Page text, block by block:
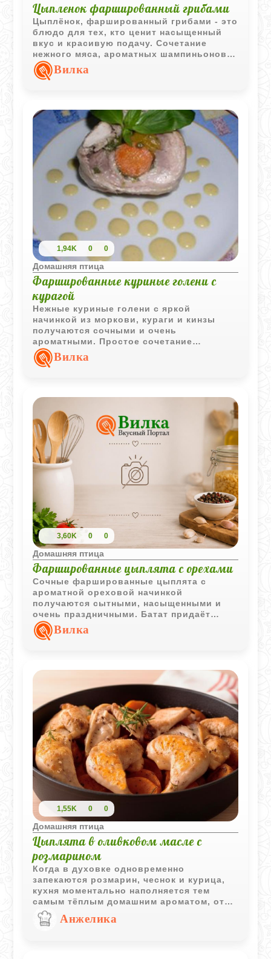
Цыпленок фаршированный грибами
Цыплёнок, фаршированный грибами - это
блюдо для тех, кто ценит насыщенный
вкус и красивую подачу. Сочетание
нежного мяса, ароматных шампиньонов и
густого грибного соуса превращает
обычный ужин в настоящий
внимания, но результат стоит каждой
минуты: золотистая корочка, сочная
начинка и густая подлива, которая
идеально дополняет вкус.
Вилка
1,94K 0 0
Домашняя птица
Фаршированные куриные голени с
курагой
Нежные куриные голени с яркой
начинкой из моркови, кураги и кинзы
получаются сочными и очень
ароматными. Простое сочетание
сладковатых сухофруктов и запечённого
мяса делает блюдо необычным и по-
Вилка
3,60K 0 0
Домашняя птица
Фаршированные цыплята с орехами
Сочные фаршированные цыплята с
ароматной ореховой начинкой
получаются сытными, насыщенными и
очень праздничными. Батат придаёт
начинке мягкую сладость, а грецкие
орехи делают вкус более
Вилка
1,55K 0 0
Домашняя птица
Цыплята в оливковом масле с
розмарином
Когда в духовке одновременно
запекаются розмарин, чеснок и курица,
кухня моментально наполняется тем
самым тёплым домашним ароматом, от
которого сложно дождаться ужина. Батат
впитывает соки птицы и карамелизуется
Анжелика